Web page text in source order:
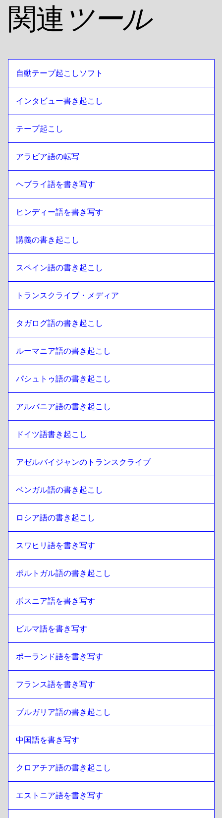
関連 ツール
自動テープ起こしソフト
インタビュー書き起こし
テープ起こし
アラビア語の転写
ヘブライ語を書き写す
ヒンディー語を書き写す
講義の書き起こし
スペイン語の書き起こし
トランスクライブ・メディア
タガログ語の書き起こし
ルーマニア語の書き起こし
パシュトゥ語の書き起こし
アルバニア語の書き起こし
ドイツ語書き起こし
アゼルバイジャンのトランスクライブ
ベンガル語の書き起こし
ロシア語の書き起こし
スワヒリ語を書き写す
ポルトガル語の書き起こし
ボスニア語を書き写す
ビルマ語を書き写す
ポーランド語を書き写す
フランス語を書き写す
ブルガリア語の書き起こし
中国語を書き写す
クロアチア語の書き起こし
エストニア語を書き写す